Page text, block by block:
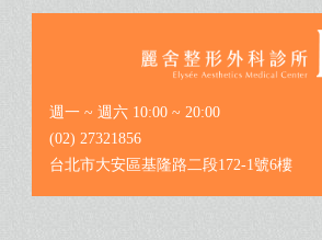
週一 ~ 週六 10:00 ~ 20:00
(02) 27321856
台北市大安區基隆路二段172-1號6樓